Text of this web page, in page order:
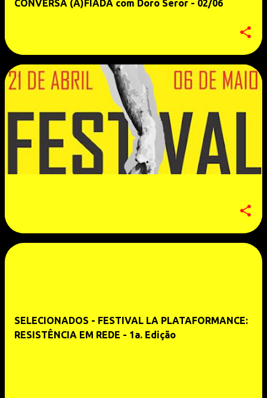
CONVERSA (A)FIADA com Doro Seror - 02/06
SELECIONADOS - FESTIVAL LA PLATAFORMANCE:
RESISTÊNCIA EM REDE - 1a. Edição